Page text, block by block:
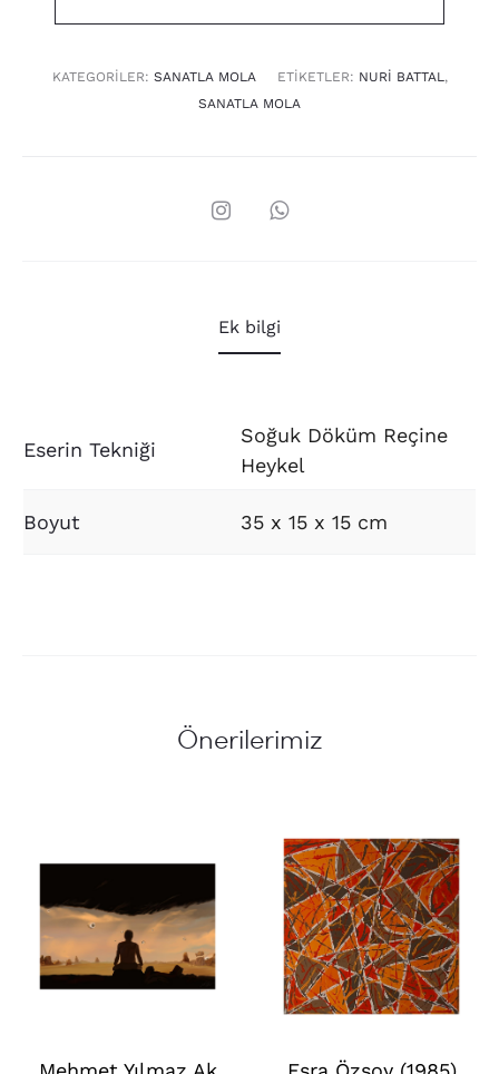
KATEGORILER: SANATLA MOLA ETIKETLER: NURI BATTAL,
SANATLA MOLA
Ek bilgi
Eserin Tekniği
Soğuk Döküm Reçine
Heykel
Boyut 35 x 15 x 15 cm
Önerilerimiz